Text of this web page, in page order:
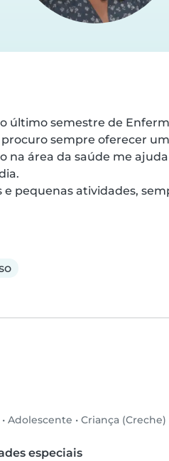
último semestre de
sempre oferecer
na área da saúde me
pequenas atividades,
• Adolescente • Criança (Creche)
especiais